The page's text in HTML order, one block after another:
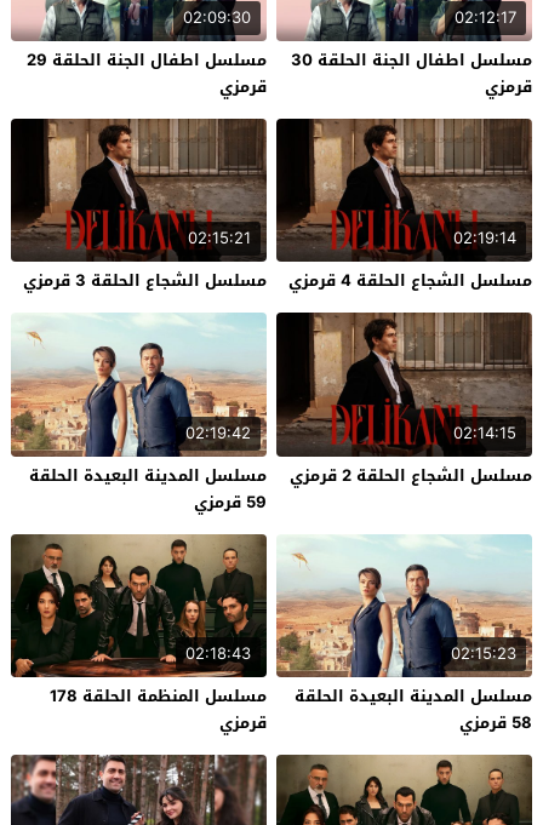
02:12:17
مسلسل اطفال الجنة الحلقة 30
قرمزي
02:09:30
مسلسل اطفال الجنة الحلقة 29
قرمزي
02:19:14
مسلسل الشجاع الحلقة 4 قرمزي
02:15:21
مسلسل الشجاع الحلقة 3 قرمزي
02:14:15
مسلسل الشجاع الحلقة 2 قرمزي
02:19:42
مسلسل المدينة البعيدة الحلقة
59 قرمزي
02:15:23
مسلسل المدينة البعيدة الحلقة
58 قرمزي
02:18:43
مسلسل المنظمة الحلقة 178
قرمزي